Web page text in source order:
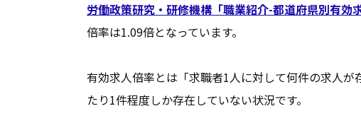
労働政策研究・研修機構「職業紹介-都道府県別有効
倍率は1.09倍となっています。
有効求人倍率とは「求職者1人に対して何件の求人
たり1件程度しか存在していない状況です。